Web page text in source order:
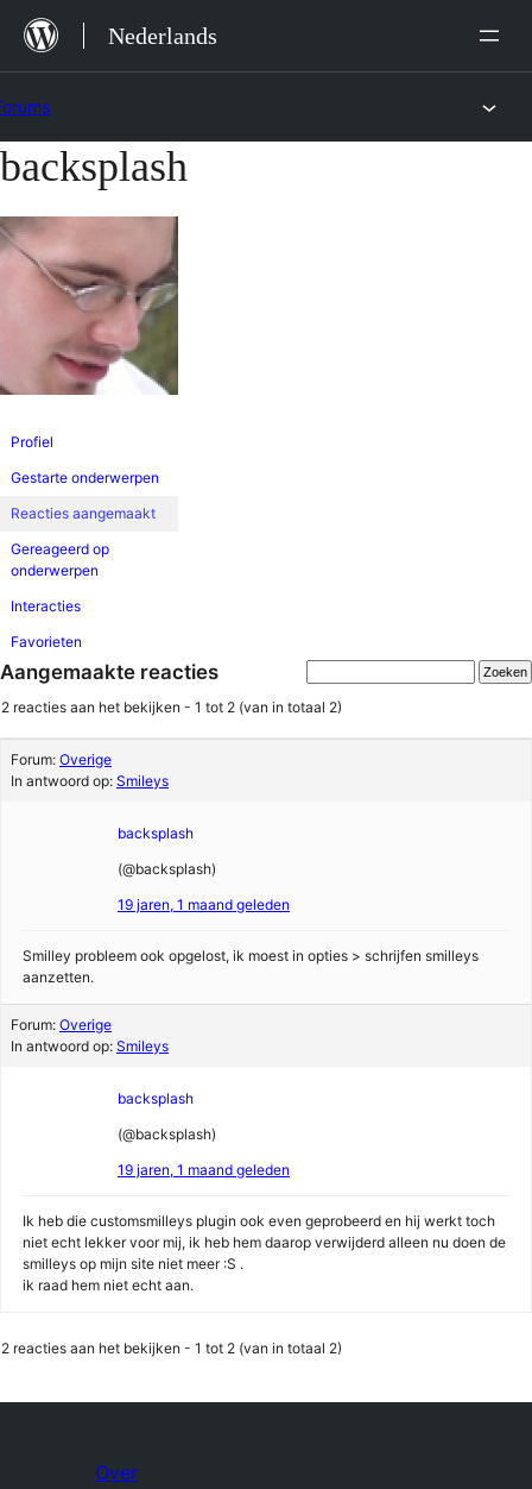
naar
Nederlands
Ga
de
inhoud
backsplash
Profiel
Gestarte onderwerpen
Reacties aangemaakt
Gereageerd op
onderwerpen
Interacties
Favorieten
Aangemaakte reacties
2 reacties aan het bekijken - 1 tot 2 (van in totaal 2)
Forum: Overige
In antwoord op: Smileys
backsplash
(@backsplash)
19 jaren, 1 maand geleden
Smilley probleem ook opgelost, ik moest in opties > schrijfen smilleys
aanzetten.
Forum: Overige
In antwoord op: Smileys
backsplash
(@backsplash)
19 jaren, 1 maand geleden
Ik heb die customsmilleys plugin ook even geprobeerd en hij werkt toch
niet echt lekker voor mij, ik heb hem daarop verwijderd alleen nu doen de
smilleys op mijn site niet meer :S .
ik raad hem niet echt aan.
2 reacties aan het bekijken - 1 tot 2 (van in totaal 2)
Over